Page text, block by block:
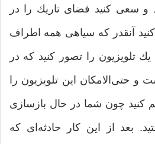
و سعی كنید فضای تاریك را در
آنقدر كه سیاهی همه اطراف
تلویزیون را تصور كنید كه در
و حتی‌الامكان این تلویزیون را
كنید چون شما در حال بازسازی
بعد از این كار حادثه‌ای كه